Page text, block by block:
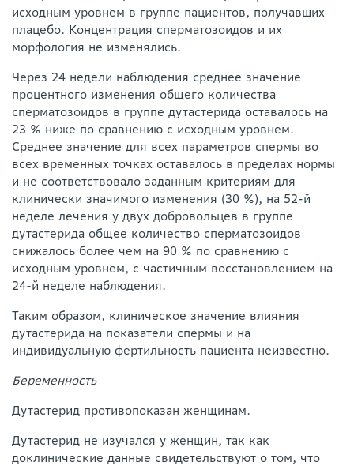
исходным уровнем в группе пациентов, получавших
плацебо. Концентрация сперматозоидов и их
морфология не изменялись.
Через 24 недели наблюдения среднее значение
процентного изменения общего количества
сперматозоидов в группе дутастерида оставалось на
23 % ниже по сравнению с исходным уровнем.
Среднее значение для всех параметров спермы во
всех временных точках оставалось в пределах нормы
и не соответствовало заданным критериям для
клинически значимого изменения (30 %), на 52-й
неделе лечения у двух добровольцев в группе
дутастерида общее количество сперматозоидов
снижалось более чем на 90 % по сравнению с
исходным уровнем, с частичным восстановлением на
24-й неделе наблюдения.
Таким образом, клиническое значение влияния
дутастерида на показатели спермы и на
индивидуальную фертильность пациента неизвестно.
Беременность
Дутастерид противопоказан женщинам.
Дутастерид не изучался у женщин, так как
доклинические данные свидетельствуют о том, что